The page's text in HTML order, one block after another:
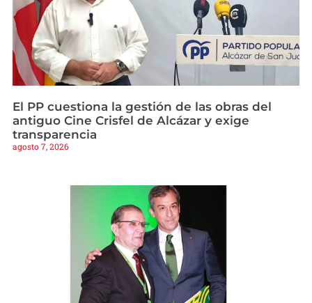
El PP cuestiona la gestión de las obras del
antiguo Cine Crisfel de Alcázar y exige
transparencia
agosto 7, 2026